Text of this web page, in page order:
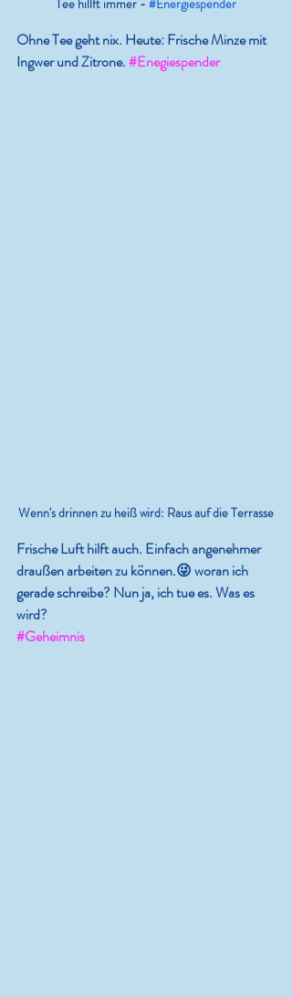
Tee hillft immer - #Energiespender
Ohne Tee geht nix. Heute: Frische Minze mit
Ingwer und Zitrone. #Enegiespender
Wenn's drinnen zu heiß wird: Raus auf die Terrasse
Frische Luft hilft auch. Einfach angenehmer
draußen arbeiten zu können.😜 woran ich
gerade schreibe? Nun ja, ich tue es. Was es
wird?
#Geheimnis